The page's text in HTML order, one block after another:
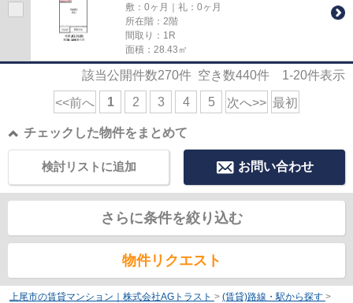
敷：0ヶ月｜礼：0ヶ月
所在階：2階
間取り：1R
面積：28.43㎡
該当公開件数270件 空き数440件 1-20件表示
<<前へ 1 2 3 4 5 次へ>> 最初
チェックした物件をまとめて
お問い合わせ
検討リストに追加
さらに条件を絞り込む
物件リクエスト
上尾市の賃貸マンション｜株式会社AGトラスト > (賃貸)路線・駅から探す >